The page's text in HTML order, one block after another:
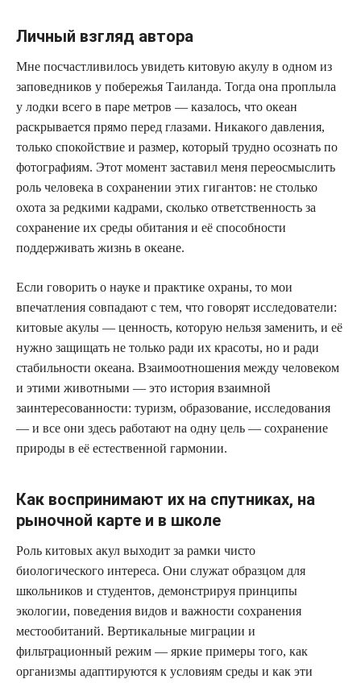
Личный взгляд автора
Мне посчастливилось увидеть китовую акулу в одном из
заповедников у побережья Таиланда. Тогда она проплыла
у лодки всего в паре метров — казалось, что океан
раскрывается прямо перед глазами. Никакого давления,
только спокойствие и размер, который трудно осознать по
фотографиям. Этот момент заставил меня переосмыслить
роль человека в сохранении этих гигантов: не столько
охота за редкими кадрами, сколько ответственность за
сохранение их среды обитания и её способности
поддерживать жизнь в океане.
Если говорить о науке и практике охраны, то мои
впечатления совпадают с тем, что говорят исследователи:
китовые акулы — ценность, которую нельзя заменить, и её
нужно защищать не только ради их красоты, но и ради
стабильности океана. Взаимоотношения между человеком
и этими животными — это история взаимной
заинтересованности: туризм, образование, исследования
— и все они здесь работают на одну цель — сохранение
природы в её естественной гармонии.
Как воспринимают их на спутниках, на
рыночной карте и в школе
Роль китовых акул выходит за рамки чисто
биологического интереса. Они служат образцом для
школьников и студентов, демонстрируя принципы
экологии, поведения видов и важности сохранения
местообитаний. Вертикальные миграции и
фильтрационный режим — яркие примеры того, как
организмы адаптируются к условиям среды и как эти